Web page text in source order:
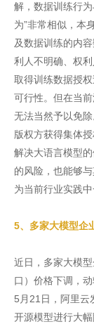
解，数据训练行
为”非常相似，本
及数据训练的内
利人不明确、权
取得训练数据授
可行性。但在当
无法当然予以免
版权方获得集体
解决大语言模型
的风险，也能够
为当前行业实践
5、多家大模型企
近日，多家大模
口）价格下调，
5月21日，阿里云
开源模型进行大